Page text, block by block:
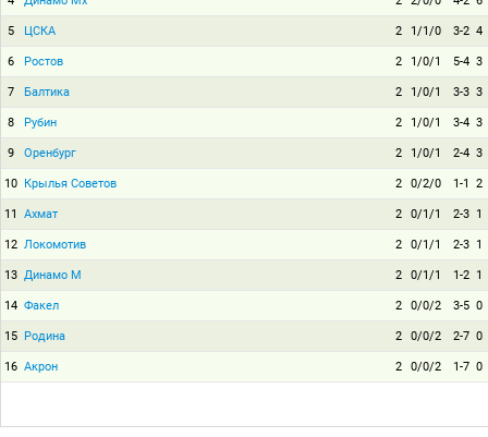
5 ЦСКА 2 1/1/0 3-2 4
6 Ростов 2 1/0/1 5-4 3
7 Балтика 2 1/0/1 3-3 3
8 Рубин 2 1/0/1 3-4 3
9 Оренбург 2 1/0/1 2-4 3
10 Крылья Советов 2 0/2/0 1-1 2
11 Ахмат 2 0/1/1 2-3 1
12 Локомотив 2 0/1/1 2-3 1
13 Динамо М 2 0/1/1 1-2 1
14 Факел 2 0/0/2 3-5 0
15 Родина 2 0/0/2 2-7 0
16 Акрон 2 0/0/2 1-7 0